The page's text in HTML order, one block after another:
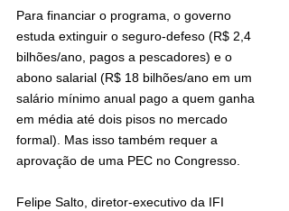
Para financiar o programa, o governo
estuda extinguir o seguro-defeso (R$ 2,4
bilhões/ano, pagos a pescadores) e o
abono salarial (R$ 18 bilhões/ano em um
salário mínimo anual pago a quem ganha
em média até dois pisos no mercado
formal). Mas isso também requer a
aprovação de uma PEC no Congresso.
Felipe Salto, diretor-executivo da IFI